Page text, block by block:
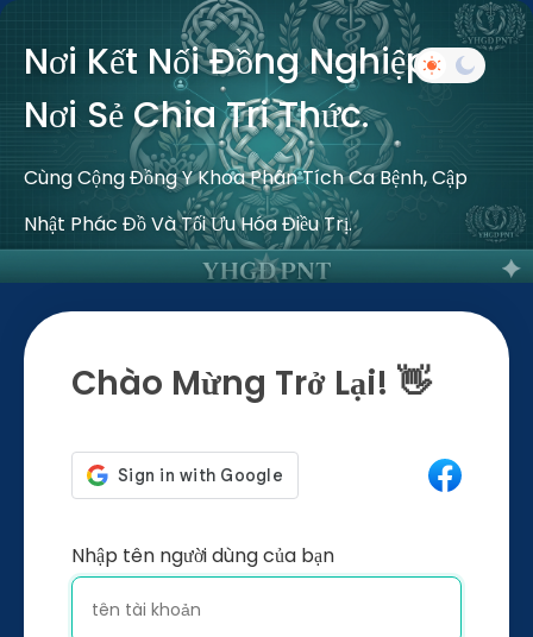
Nơi Kết Nối Đồng Nghiệp –
Nơi Sẻ Chia Tri Thức.
Cùng Cộng Đồng Y Khoa Phân Tích Ca Bệnh, Cập
Nhật Phác Đồ Và Tối Ưu Hóa Điều Trị.
Chào Mừng Trở Lại! 👋
Nhập tên người dùng của bạn